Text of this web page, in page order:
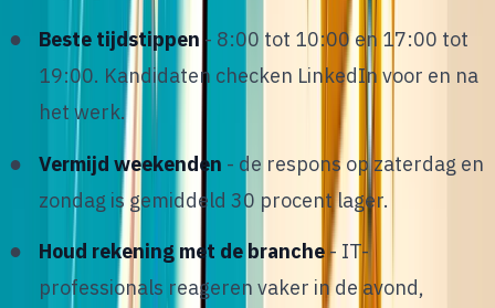
Beste tijdstippen - 8:00 tot 10:00 en 17:00 tot
19:00. Kandidaten checken LinkedIn voor en na
het werk.
Vermijd weekenden - de respons op zaterdag en
zondag is gemiddeld 30 procent lager.
Houd rekening met de branche - IT-
professionals reageren vaker in de avond,